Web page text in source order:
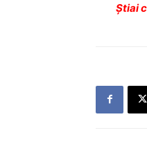
Ştiai